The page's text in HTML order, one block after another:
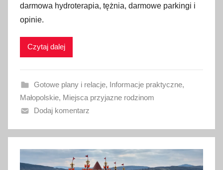
l
i
w
n
o
1
l
i
p
darmowa hydroterapia, tężnia, darmowe parkingi i
opinie.
Czytaj dalej
Gotowe plany i relacje, Informacje praktyczne,
Małopolskie, Miejsca przyjazne rodzinom
Dodaj komentarz